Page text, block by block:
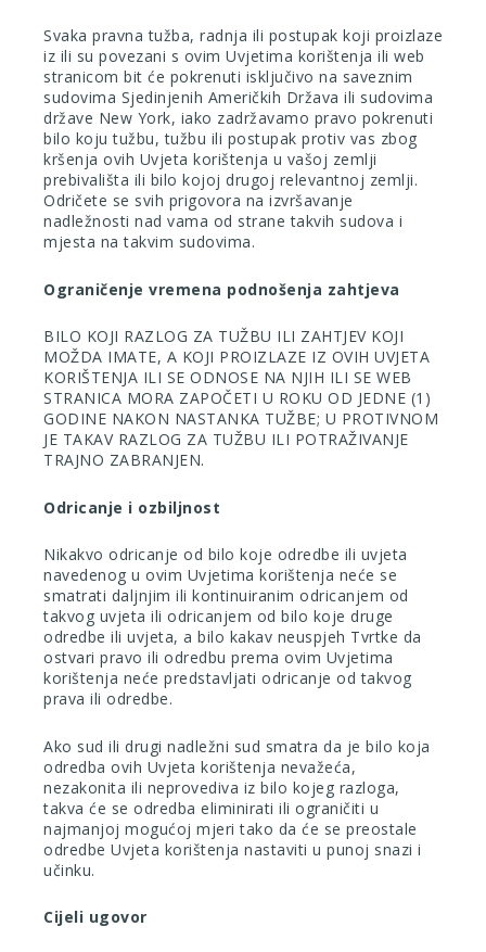
Svaka pravna tužba, radnja ili postupak koji proizlaze
iz ili su povezani s ovim Uvjetima korištenja ili web
stranicom bit će pokrenuti isključivo na saveznim
sudovima Sjedinjenih Američkih Država ili sudovima
države New York, iako zadržavamo pravo pokrenuti
bilo koju tužbu, tužbu ili postupak protiv vas zbog
kršenja ovih Uvjeta korištenja u vašoj zemlji
prebivališta ili bilo kojoj drugoj relevantnoj zemlji.
Odričete se svih prigovora na izvršavanje
nadležnosti nad vama od strane takvih sudova i
mjesta na takvim sudovima.
Ograničenje vremena podnošenja zahtjeva
BILO KOJI RAZLOG ZA TUŽBU ILI ZAHTJEV KOJI
MOŽDA IMATE, A KOJI PROIZLAZE IZ OVIH UVJETA
KORIŠTENJA ILI SE ODNOSE NA NJIH ILI SE WEB
STRANICA MORA ZAPOČETI U ROKU OD JEDNE (1)
GODINE NAKON NASTANKA TUŽBE; U PROTIVNOM
JE TAKAV RAZLOG ZA TUŽBU ILI POTRAŽIVANJE
TRAJNO ZABRANJEN.
Odricanje i ozbiljnost
Nikakvo odricanje od bilo koje odredbe ili uvjeta
navedenog u ovim Uvjetima korištenja neće se
smatrati daljnjim ili kontinuiranim odricanjem od
takvog uvjeta ili odricanjem od bilo koje druge
odredbe ili uvjeta, a bilo kakav neuspjeh Tvrtke da
ostvari pravo ili odredbu prema ovim Uvjetima
korištenja neće predstavljati odricanje od takvog
prava ili odredbe.
Ako sud ili drugi nadležni sud smatra da je bilo koja
odredba ovih Uvjeta korištenja nevažeća,
nezakonita ili neprovediva iz bilo kojeg razloga,
takva će se odredba eliminirati ili ograničiti u
najmanjoj mogućoj mjeri tako da će se preostale
odredbe Uvjeta korištenja nastaviti u punoj snazi i
učinku.
Cijeli ugovor